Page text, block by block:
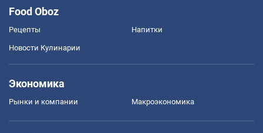
Food Oboz
Рецепты Напитки
Новости Кулинарии
Экономика
Рынки и компании Mакроэкономика